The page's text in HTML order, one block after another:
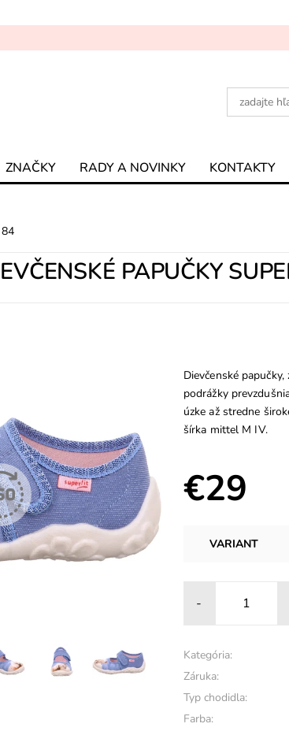
ZNAČKY RADY A NOVINKY KONTAKTY
PAPUČKY
Dievčenské
podrážky
úzke až stredne
šírka mittel M IV.
€29
VARIANT
-
Kategória:
Záruka:
Typ chodidla:
Farba: